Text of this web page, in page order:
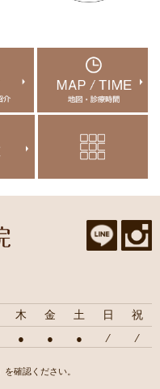
木 金 土 日 祝
● ● ● ⁄ ⁄
確認ください。